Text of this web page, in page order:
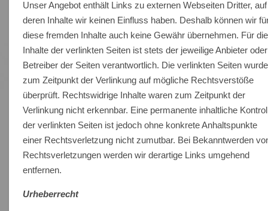
Unser Angebot enthält Links zu externen Webseiten Dritter, auf
deren Inhalte wir keinen Einfluss haben. Deshalb können wir
diese fremden Inhalte auch keine Gewähr übernehmen. Für die
Inhalte der verlinkten Seiten ist stets der jeweilige Anbieter oder
Betreiber der Seiten verantwortlich. Die verlinkten Seiten
zum Zeitpunkt der Verlinkung auf mögliche Rechtsverstöße
überprüft. Rechtswidrige Inhalte waren zum Zeitpunkt der
Verlinkung nicht erkennbar. Eine permanente inhaltliche
der verlinkten Seiten ist jedoch ohne konkrete Anhaltspunkte
einer Rechtsverletzung nicht zumutbar. Bei Bekanntwerden
Rechtsverletzungen werden wir derartige Links umgehend
entfernen.
Urheberrecht